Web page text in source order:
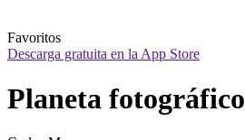
Favoritos
Descarga gratuita en la App Store
Planeta fotográfico